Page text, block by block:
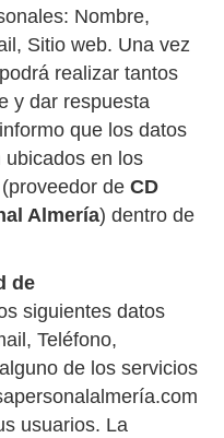
Nombre,
Sitio web. Una vez
realizar tantos
y dar respuesta
que los datos
en los
de CD
Almería) dentro de
de
siguientes datos
Teléfono,
de los servicios
usuarios. La